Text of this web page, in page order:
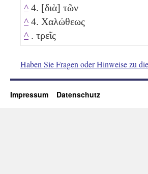
^ 4. [διὰ] τῶν
^ 4. Χαλώθεως
^ . τρεῖς
Haben Sie Fragen oder Hinweise zu
Impressum Datenschutz